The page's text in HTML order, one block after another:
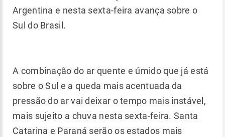
Argentina e nesta sexta-feira avança sobre o
Sul do Brasil.
A combinação do ar quente e úmido que já está
sobre o Sul e a queda mais acentuada da
pressão do ar vai deixar o tempo mais instável,
mais sujeito a chuva nesta sexta-feira. Santa
Catarina e Paraná serão os estados mais